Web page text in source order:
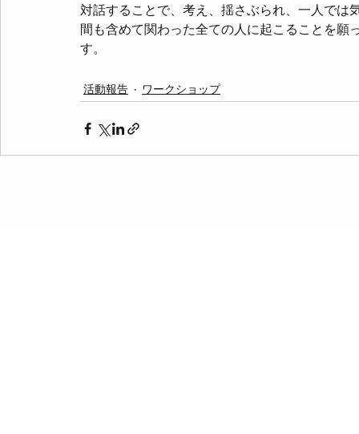
対話することで、考え、揺さぶられ、一人では
間も含めて関わった全ての人に起こることを願
す。
活動報告 ワークショップ